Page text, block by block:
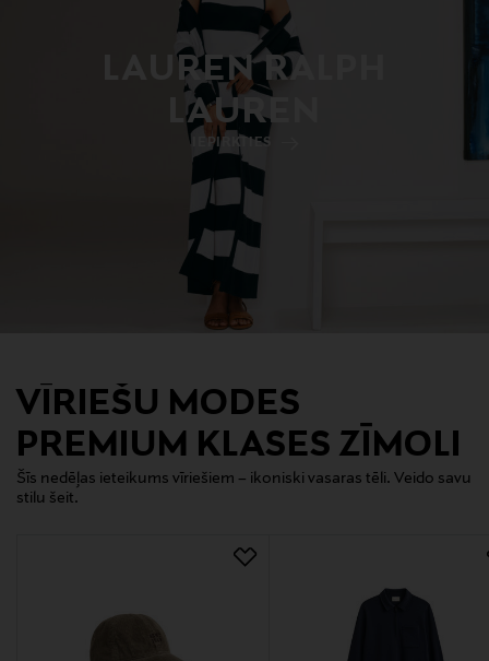
LAUREN RALPH
LAUREN
IEPIRKTIES
VĪRIEŠU MODES
PREMIUM KLASES ZĪMOLI
Šīs nedēļas ieteikums vīriešiem – ikoniski vasaras tēli. Veido savu
stilu šeit.